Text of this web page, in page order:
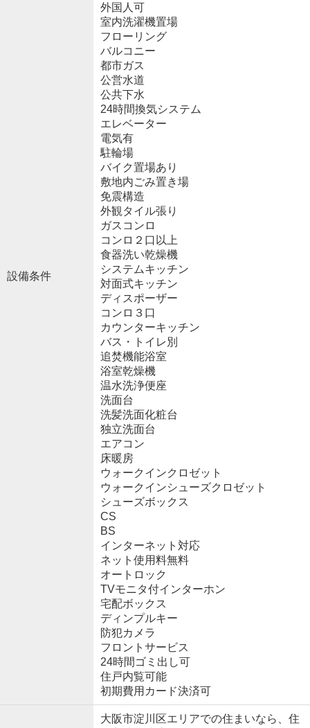
設備条件
外国人可
室内洗濯機置場
フローリング
バルコニー
都市ガス
公営水道
公共下水
24時間換気システム
エレベーター
電気有
駐輪場
バイク置場あり
敷地内ごみ置き場
免震構造
外観タイル張り
ガスコンロ
コンロ２口以上
食器洗い乾燥機
システムキッチン
対面式キッチン
ディスポーザー
コンロ３口
カウンターキッチン
バス・トイレ別
追焚機能浴室
浴室乾燥機
温水洗浄便座
洗面台
洗髪洗面化粧台
独立洗面台
エアコン
床暖房
ウォークインクロゼット
ウォークインシューズクロゼット
シューズボックス
CS
BS
インターネット対応
ネット使用料無料
オートロック
TVモニタ付インターホン
宅配ボックス
ディンプルキー
防犯カメラ
フロントサービス
24時間ゴミ出し可
住戸内覧可能
初期費用カード決済可
大阪市淀川区エリアでの住まいなら、住